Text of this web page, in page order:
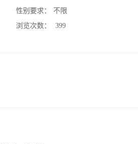
性别要求：
不限
浏览次数：
399